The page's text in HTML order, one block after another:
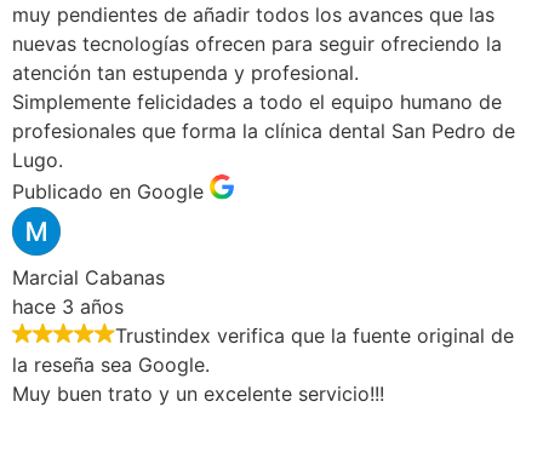
muy pendientes de añadir todos los avances que las
nuevas tecnologías ofrecen para seguir ofreciendo la
atención tan estupenda y profesional.
Simplemente felicidades a todo el equipo humano de
profesionales que forma la clínica dental San Pedro de
Lugo.
Publicado en Google
Marcial Cabanas
hace 3 años
Trustindex verifica que la fuente original de
la reseña sea Google.
Muy buen trato y un excelente servicio!!!